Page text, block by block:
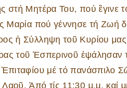
στή Μητέρα Του, πού ἒγινε
Μαρία πού γέννησε τή Ζωή
ἡ Σύλληψη τοῦ Κυρίου
τοῦ Ἑσπερινοῦ ἐψάλησαν
μέ τό πανάσπιλο
Ἀπό τίς 11:30 μ.μ. καί